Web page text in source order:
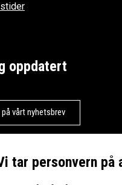
tar personvern på
oppdatert
vårt nyhetsbrev